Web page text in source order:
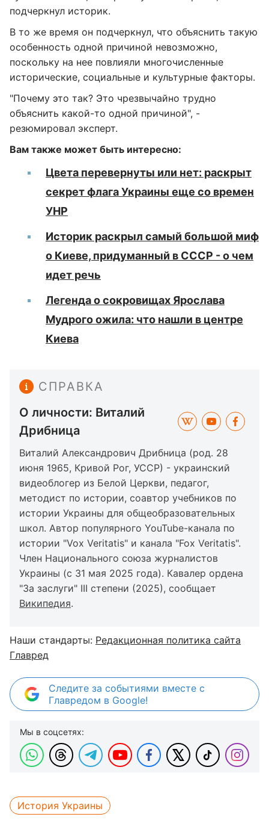
подчеркнул историк.
В то же время он подчеркнул, что объяснить такую
особенность одной причиной невозможно,
поскольку на нее повлияли многочисленные
исторические, социальные и культурные факторы.
"Почему это так? Это чрезвычайно трудно
объяснить какой-то одной причиной", -
резюмировал эксперт.
Вам также может быть интересно:
Цвета перевернуты или нет: раскрыт
секрет флага Украины еще со времен
УНР
Историк раскрыл самый большой миф
о Киеве, придуманный в СССР - о чем
идет речь
Легенда о сокровищах Ярослава
Мудрого ожила: что нашли в центре
Киева
СПРАВКА
О личности: Виталий
Дрибница
Виталий Александрович Дрибница (род. 28
июня 1965, Кривой Рог, УССР) - украинский
видеоблогер из Белой Церкви, педагог,
методист по истории, соавтор учебников по
истории Украины для общеобразовательных
школ. Автор популярного YouTube-канала по
истории "Vox Veritatis" и канала "Fox Veritatis".
Член Национального союза журналистов
Украины (с 31 мая 2025 года). Кавалер ордена
"За заслуги" III степени (2025), сообщает
Википедия.
Наши стандарты: Редакционная политика сайта
Главред
Следите за событиями вместе с
Главредом в Google!
Мы в соцсетях:
История Украины